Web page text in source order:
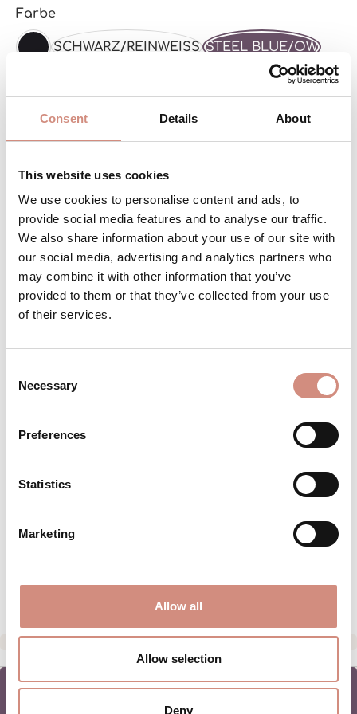
Consent Details About
This website uses cookies
We use cookies to personalise content and ads, to
provide social media features and to analyse our traffic.
We also share information about your use of our site with
our social media, advertising and analytics partners who
may combine it with other information that you’ve
provided to them or that they’ve collected from your use
of their services.
Selection
Necessary
Preferences
Statistics
Marketing
Allow all
Allow selection
Deny
Farbeauswählen
SCHWARZ/SCHWARZ
SCHWARZ/REINWEISS STEEL BLUE/OW
Größeauswählen
Achtung: geringer Bestand
Produkt Anzahl: Gib den
IN DEN WARENKORB
Produktnummer:BE-PCL-xs-sb/bl
Material: 100% Polyester
PFLEGEHINWEISE